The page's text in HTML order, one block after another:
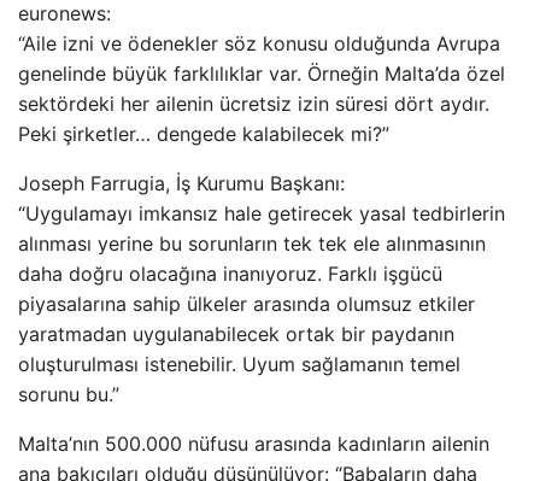
euronews:
“Aile izni ve ödenekler söz konusu olduğunda Avrupa
genelinde büyük farklılıklar var. Örneğin Malta’da özel
sektördeki her ailenin ücretsiz izin süresi dört aydır.
Peki şirketler… dengede kalabilecek mi?”
Joseph Farrugia, İş Kurumu Başkanı:
“Uygulamayı imkansız hale getirecek yasal tedbirlerin
alınması yerine bu sorunların tek tek ele alınmasının
daha doğru olacağına inanıyoruz. Farklı işgücü
piyasalarına sahip ülkeler arasında olumsuz etkiler
yaratmadan uygulanabilecek ortak bir paydanın
oluşturulması istenebilir. Uyum sağlamanın temel
sorunu bu.”
Malta’nın 500.000 nüfusu arasında kadınların ailenin
ana bakıcıları olduğu düşünülüyor: “Babaların daha